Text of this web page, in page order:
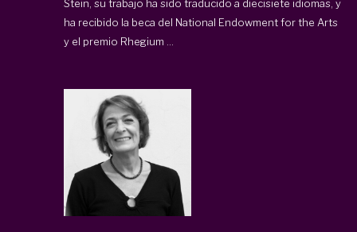
Stein, su trabajo ha sido traducido a diecisiete idiomas, y
ha recibido la beca del National Endowment for the Arts
y el premio Rhegium ...